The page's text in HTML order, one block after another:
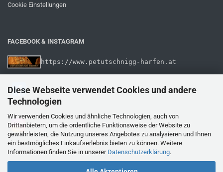
Diese Webseite verwendet Cookies und andere
Technologien
Wir verwenden Cookies und ähnliche Technologien, auch von
Drittanbietern, um die ordentliche Funktionsweise der Website zu
gewährleisten, die Nutzung unseres Angebotes zu analysieren und Ihnen
ein bestmögliches Einkaufserlebnis bieten zu können. Weitere
Informationen finden Sie in unserer Datenschutzerklärung.
Cookie Einstellungen
FACEBOOK & INSTAGRAM
https://www.petutschnigg-harfen.at
www.instagram.com/musikhaus_petutschnigg/